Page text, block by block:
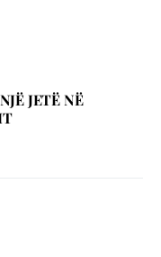
JETЁ NЁ